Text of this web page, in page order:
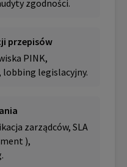
zgodności.
przepisów
PINK,
legislacyjny.
zarządców, SLA
),